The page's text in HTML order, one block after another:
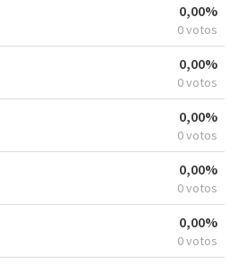
0,00%
0 votos
0,00%
0 votos
0,00%
0 votos
0,00%
0 votos
0,00%
0 votos